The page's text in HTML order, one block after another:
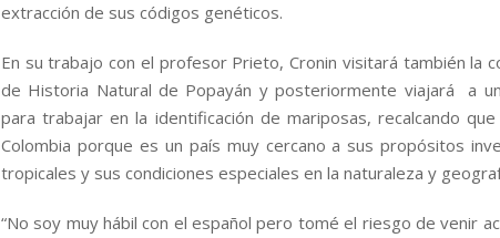
extracción de sus códigos genéticos.
En su trabajo con el profesor Prieto, Cronin visitará también la
de Historia Natural de Popayán y posteriormente viajará a
para trabajar en la identificación de mariposas, recalcando
Colombia porque es un país muy cercano a sus propósitos
tropicales y sus condiciones especiales en la naturaleza y
“No soy muy hábil con el español pero tomé el riesgo de venir